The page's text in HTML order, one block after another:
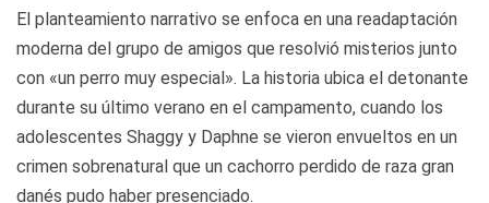
El planteamiento narrativo se enfoca en una readaptación
moderna del grupo de amigos que resolvió misterios junto
con «un perro muy especial». La historia ubica el detonante
durante su último verano en el campamento, cuando los
adolescentes Shaggy y Daphne se vieron envueltos en un
crimen sobrenatural que un cachorro perdido de raza gran
danés pudo haber presenciado.